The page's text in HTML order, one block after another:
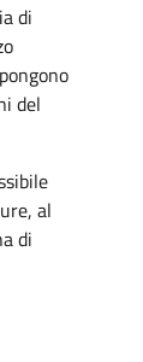
di
del
al
di